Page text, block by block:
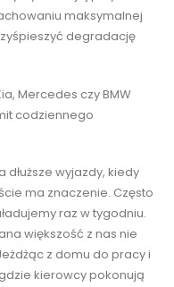
maksymalnej
degradację
Mercedes czy BMW
codziennego
dłuższe wyjazdy, kiedy
ma znaczenie. Często
raz w tygodniu.
większość z nas nie
z domu do pracy i
kierowcy pokonują